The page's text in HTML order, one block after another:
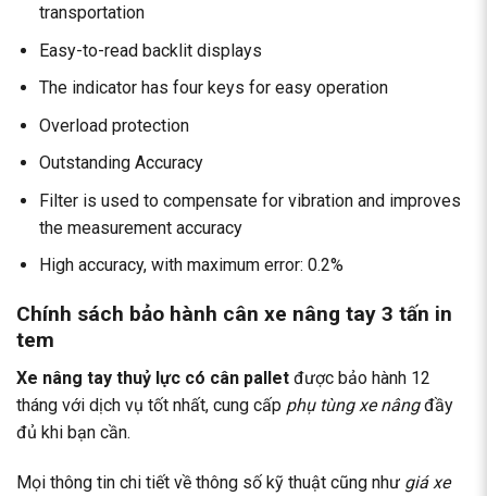
transportation
Easy-to-read backlit displays
The indicator has four keys for easy operation
Overload protection
Outstanding Accuracy
Filter is used to compensate for vibration and improves
the measurement accuracy
High accuracy, with maximum error: 0.2%
Chính sách bảo hành cân xe nâng tay 3 tấn in
tem
Xe nâng tay thuỷ lực có cân pallet được bảo hành 12
tháng với dịch vụ tốt nhất, cung cấp phụ tùng xe nângđầy
đủ khi bạn cần.
Mọi thông tin chi tiết về thông số kỹ thuật cũng như giá xe